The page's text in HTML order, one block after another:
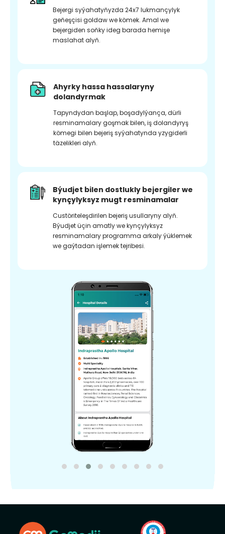
Bejergi syýahatyňyzda 24x7 lukmançylyk
geňeşçisi goldaw we kömek. Amal we
bejergiden soňky ideg barada hemişe
maslahat alyň.
Ahyrky hassa hassalaryny
dolandyrmak
Tapyndydan başlap, boşadylýança, dürli
resminamalary goşmak bilen, iş dolandyryş
kömegi bilen bejeriş syýahatynda yzygiderli
täzelikleri alyň.
Býudjet bilen dostlukly bejergiler we
kynçylyksyz mugt resminamalar
Custöriteleşdirilen bejeriş usullaryny alyň.
Býudjet üçin amatly we kynçylyksyz
resminamalary programma arkaly ýüklemek
we gaýtadan işlemek tejribesi.